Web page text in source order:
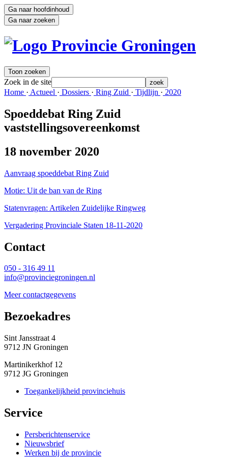
Ga naar hoofdinhoud
Ga naar zoeken
Toon zoeken
Zoek in de site zoek
Home · Actueel · Dossiers · Ring Zuid · Tijdlijn · 2020
Spoeddebat Ring Zuid
vaststellingsovereenkomst
18 november 2020
Aanvraag spoeddebat Ring Zuid
Motie: Uit de ban van de Ring
Statenvragen: Artikelen Zuidelijke Ringweg
Vergadering Provinciale Staten 18-11-2020
Contact
050 - 316 49 11
info@provinciegroningen.nl
Meer contactgegevens
Bezoekadres
Sint Jansstraat 4
9712 JN Groningen
Martinikerkhof 12
9712 JG Groningen
Toegankelijkheid provinciehuis
Service
Persberichtenservice
Nieuwsbrief
Werken bij de provincie